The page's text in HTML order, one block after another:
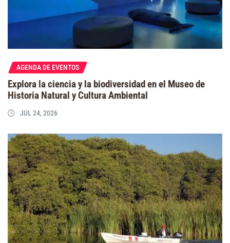
AGENDA DE EVENTOS
Explora la ciencia y la biodiversidad en el Museo de
Historia Natural y Cultura Ambiental
JUL 24, 2026